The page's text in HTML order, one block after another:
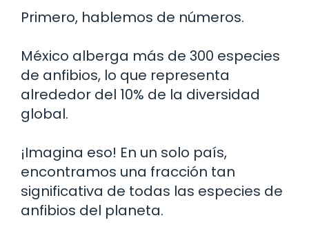
Primero, hablemos de números.
México alberga más de 300 especies
de anfibios, lo que representa
alrededor del 10% de la diversidad
global.
¡Imagina eso! En un solo país,
encontramos una fracción tan
significativa de todas las especies de
anfibios del planeta.